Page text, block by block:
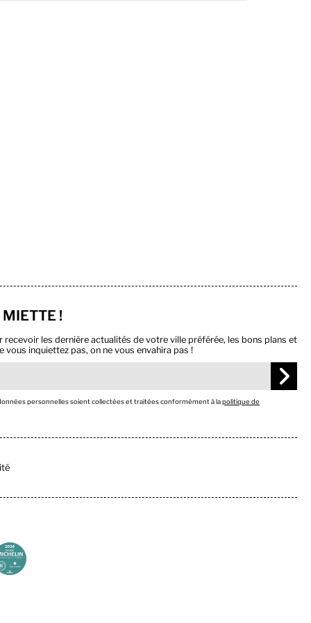
MIETTE !
les dernière actualités de votre ville préférée, les bons plans et
vous inquiettez pas, on ne vous envahira pas !
personnelles soient collectées et traitées conformément à lapolitique de